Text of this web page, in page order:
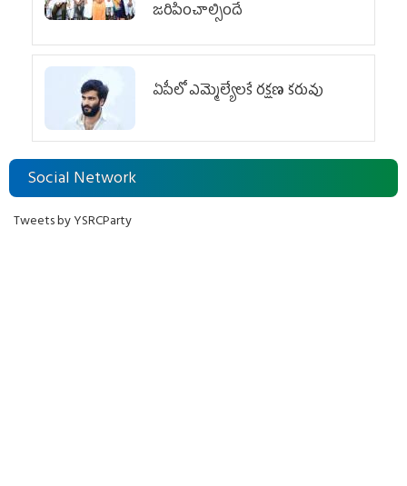
జరిపించాల్సిందే
ఏపీలో ఎమ్మెల్యేల‌కే ర‌క్ష‌ణ క‌రువు
Social Network
Tweets by YSRCParty